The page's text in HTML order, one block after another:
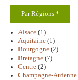
Par Régions *
Alsace (1)
Aquitaine (1)
Bourgogne (2)
Bretagne (7)
Centre (2)
Champagne-Ardenne